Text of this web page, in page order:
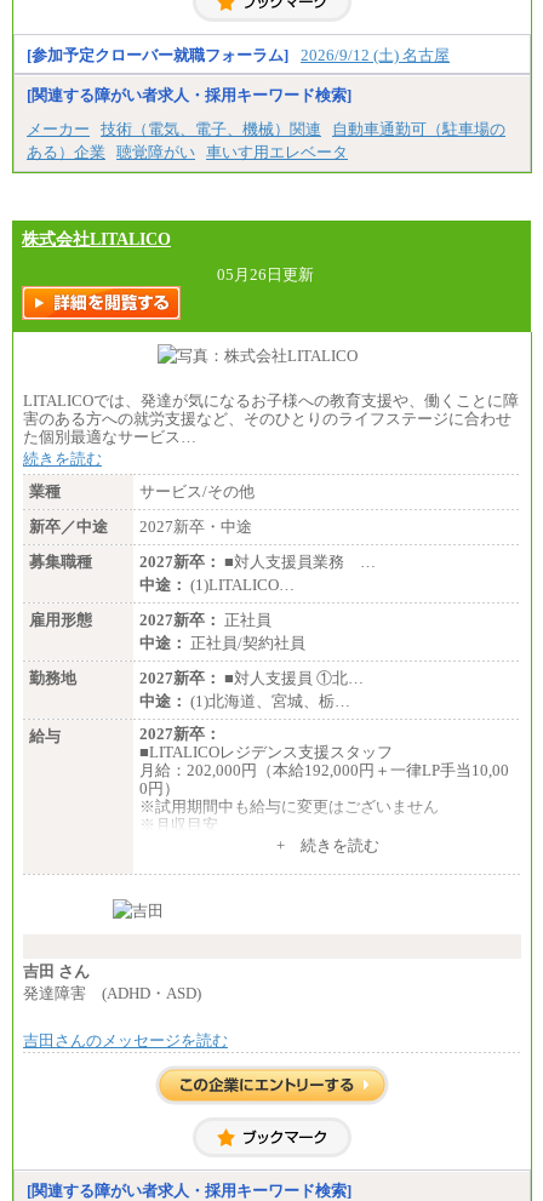
※技術系応募における、博士課程修了は大学卒(また
は修士了)の金額を最低額とし、経験・能力を考慮の
うえ当社規程に基づき決定いたします。
中途：
（1）月給 246,660円
（2）時間給 1,500円/月給モデル\337,000～
[参加予定クローバー就職フォーラム] 2026/9/12 (土) 名古屋
[関連する障がい者求人・採用キーワード検索]
メーカー
技術（電気、電子、機械）関連
自動車通勤可（駐車場の
ある）企業
聴覚障がい 車いす用エレベータ
株式会社LITALICO
05月26日更新
LITALICOでは、発達が気になるお子様への教育支援や、働くことに障
害のある方への就労支援など、そのひとりのライフステージに合わせ
た個別最適なサービス…
続きを読む
業種
サービス/その他
新卒／中途
2027新卒・中途
募集職種
2027新卒： ■対人支援員業務 …
中途： (1)LITALICO…
雇用形態
2027新卒： 正社員
中途： 正社員/契約社員
勤務地
2027新卒： ■対人支援員 ①北…
中途： (1)北海道、宮城、栃…
給与
2027新卒：
■LITALICOレジデンス支援スタッフ
月給：202,000円（本給192,000円＋一律LP手当10,00
0円）
※試用期間中も給与に変更はございません
※月収目安
夜勤回数により変動
条件あり）
■その他職種共通
月給：25万3,400円～
※20時間を超過した場合は別途支給
中途：
(1)(2)月給：25万3400円～28万5900円
※20時間を超過した場合は別途支給
※試用期間中も給与に変更はございません
+ 続きを読む
吉田 さん
発達障害 (ADHD・ASD)
吉田さんのメッセージを読む
[関連する障がい者求人・採用キーワード検索]